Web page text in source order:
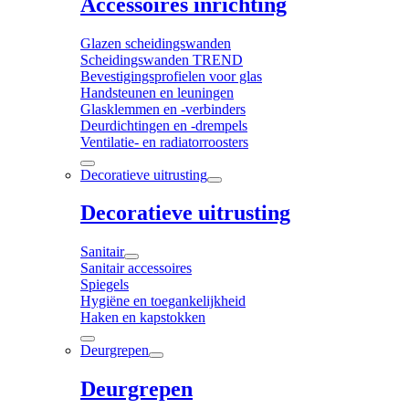
Glazen scheidingswanden
Scheidingswanden TREND
Bevestigingsprofielen voor glas
Handsteunen en leuningen
Glasklemmen en -verbinders
Deurdichtingen en -drempels
Ventilatie- en radiatorroosters
Decoratieve uitrusting
Decoratieve uitrusting
Sanitair
Sanitair accessoires
Spiegels
Hygiëne en toegankelijkheid
Haken en kapstokken
Deurgrepen
Deurgrepen